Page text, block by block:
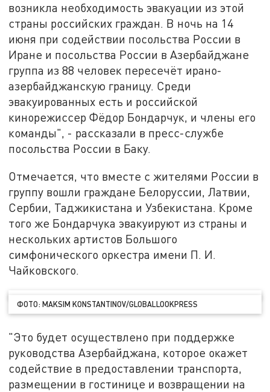
возникла необходимость эвакуации из этой
страны российских граждан. В ночь на 14
июня при содействии посольства России в
Иране и посольства России в Азербайджане
группа из 88 человек пересечёт ирано-
азербайджанскую границу. Среди
эвакуированных есть и российской
кинорежиссер Фёдор Бондарчук, и члены его
команды", - рассказали в пресс-службе
посольства России в Баку.
Отмечается, что вместе с жителями России в
группу вошли граждане Белоруссии, Латвии,
Сербии, Таджикистана и Узбекистана. Кроме
того же Бондарчука эвакуируют из страны и
нескольких артистов Большого
симфонического оркестра имени П. И.
Чайковского.
ФОТО: MAKSIM KONSTANTINOV/GLOBALLOOKPRESS
"Это будет осуществлено при поддержке
руководства Азербайджана, которое окажет
содействие в предоставлении транспорта,
размещении в гостинице и возвращении на